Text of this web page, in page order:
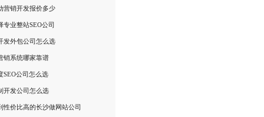
营销开发报价多少
专业整站SEO公司
发外包公司怎么选
销系统哪家靠谱
SEO公司怎么选
开发公司怎么选
性价比高的长沙做网站公司